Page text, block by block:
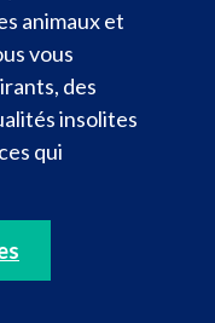
animaux et
vous
des
insolites
qui